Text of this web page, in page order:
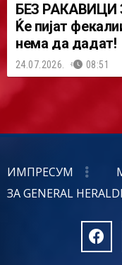
БЕЗ
Ќе пијат
нема да дадат!
24.07.2026. 08:51
ИМПРЕСУМ
ЗА GENERAL